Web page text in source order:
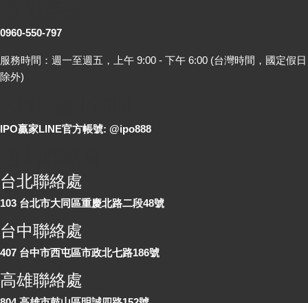
0960-550-797
服務時間：週一至週五，上午 9:00 - 下午 6:00 (台灣時間，國定假日
除外)
IPO贏家LINE官方帳號: @ipo888
台北聯絡處
103 台北市大同區重慶北路二段48號
台中聯絡處
407 台中市西屯區市政北七路186號
高雄聯絡處